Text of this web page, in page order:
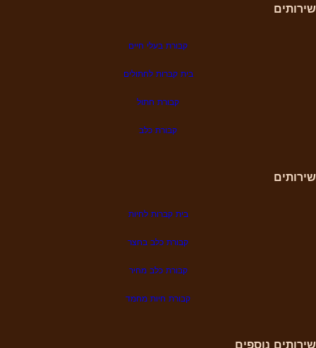
שירותים
קבורת בעלי חיים
בית קברות לחתולים
קבורת חתול
קבורת כלב
שירותים
בית קברות לחיות
קבורת כלב בחצר
קבורת כלב מחיר
קבורת חיות מחמד